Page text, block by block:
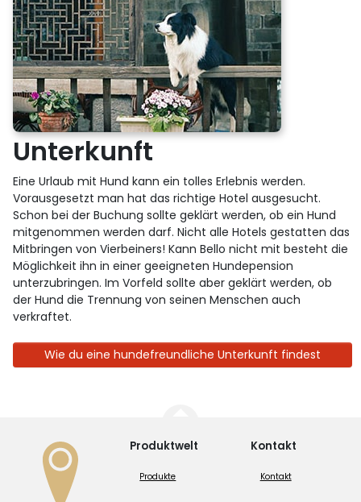
Unterkunft
Eine Urlaub mit Hund kann ein tolles Erlebnis werden.
Vorausgesetzt man hat das richtige Hotel ausgesucht.
Schon bei der Buchung sollte geklärt werden, ob ein Hund
mitgenommen werden darf. Nicht alle Hotels gestatten das
Mitbringen von Vierbeiners! Kann Bello nicht mit besteht die
Möglichkeit ihn in einer geeigneten Hundepension
unterzubringen. Im Vorfeld sollte aber geklärt werden, ob
der Hund die Trennung von seinen Menschen auch
verkraftet.
Wie du eine hundefreundliche Unterkunft findest
Produktwelt
Produkte
Kontakt
Kontakt